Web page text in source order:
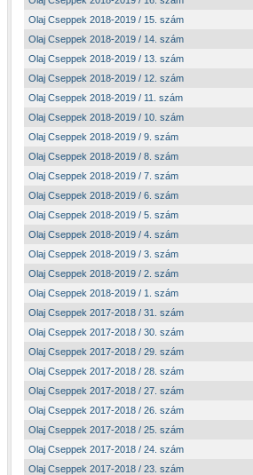
Olaj Cseppek 2018-2019 / 15. szám
Olaj Cseppek 2018-2019 / 14. szám
Olaj Cseppek 2018-2019 / 13. szám
Olaj Cseppek 2018-2019 / 12. szám
Olaj Cseppek 2018-2019 / 11. szám
Olaj Cseppek 2018-2019 / 10. szám
Olaj Cseppek 2018-2019 / 9. szám
Olaj Cseppek 2018-2019 / 8. szám
Olaj Cseppek 2018-2019 / 7. szám
Olaj Cseppek 2018-2019 / 6. szám
Olaj Cseppek 2018-2019 / 5. szám
Olaj Cseppek 2018-2019 / 4. szám
Olaj Cseppek 2018-2019 / 3. szám
Olaj Cseppek 2018-2019 / 2. szám
Olaj Cseppek 2018-2019 / 1. szám
Olaj Cseppek 2017-2018 / 31. szám
Olaj Cseppek 2017-2018 / 30. szám
Olaj Cseppek 2017-2018 / 29. szám
Olaj Cseppek 2017-2018 / 28. szám
Olaj Cseppek 2017-2018 / 27. szám
Olaj Cseppek 2017-2018 / 26. szám
Olaj Cseppek 2017-2018 / 25. szám
Olaj Cseppek 2017-2018 / 24. szám
Olaj Cseppek 2017-2018 / 23. szám